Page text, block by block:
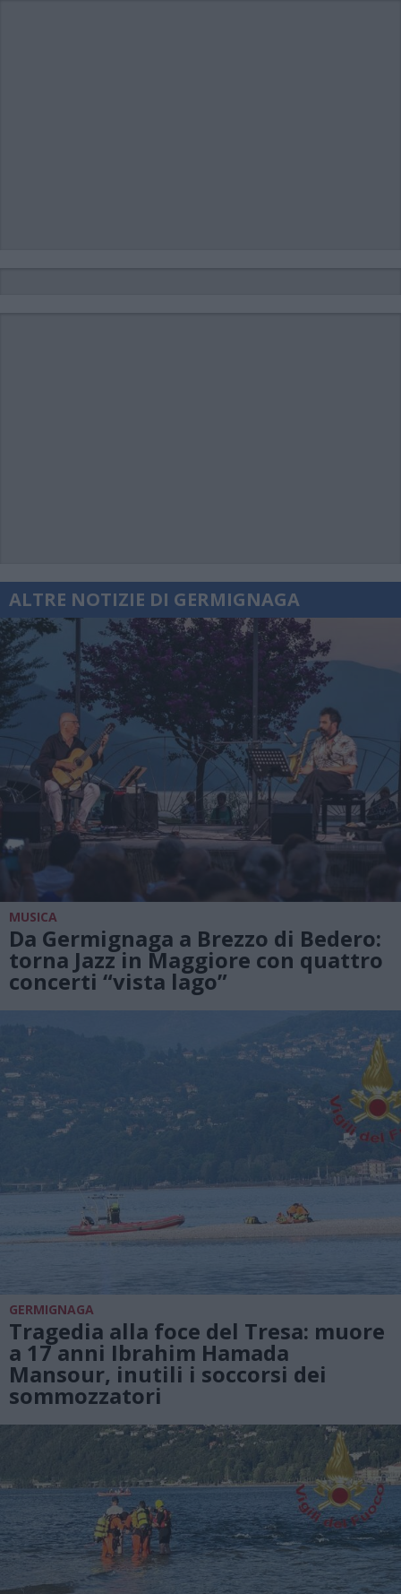
ALTRE NOTIZIE DI GERMIGNAGA
MUSICA
Da Germignaga a Brezzo di Bedero:
torna Jazz in Maggiore con quattro
concerti “vista lago”
GERMIGNAGA
Tragedia alla foce del Tresa: muore
a 17 anni Ibrahim Hamada
Mansour, inutili i soccorsi dei
sommozzatori